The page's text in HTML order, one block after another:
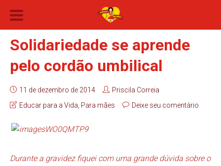
Solidariedade se aprende
pelo cordão umbilical
11 de dezembro de 2014
Priscila Correia
Educar para a Vida Para mães Deixe seu comentário
Durante a gravidez fiquei com uma grande dúvida sobre o